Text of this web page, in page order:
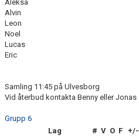
Aleksa
Alvin
Leon
Noel
Lucas
Eric
Samling 11:45 på Ulvesborg
Vid återbud kontakta Benny eller Jonas
Grupp 6
Lag
# V O F +/-